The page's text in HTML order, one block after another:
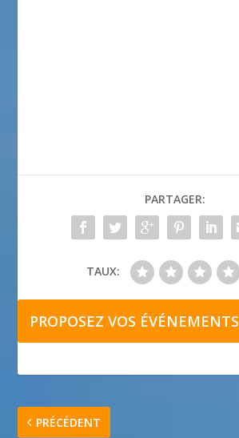
PARTAGER:
TAUX:
PROPOSEZ VOS ÉVÉNEMENTS
PRÉCÉDENT